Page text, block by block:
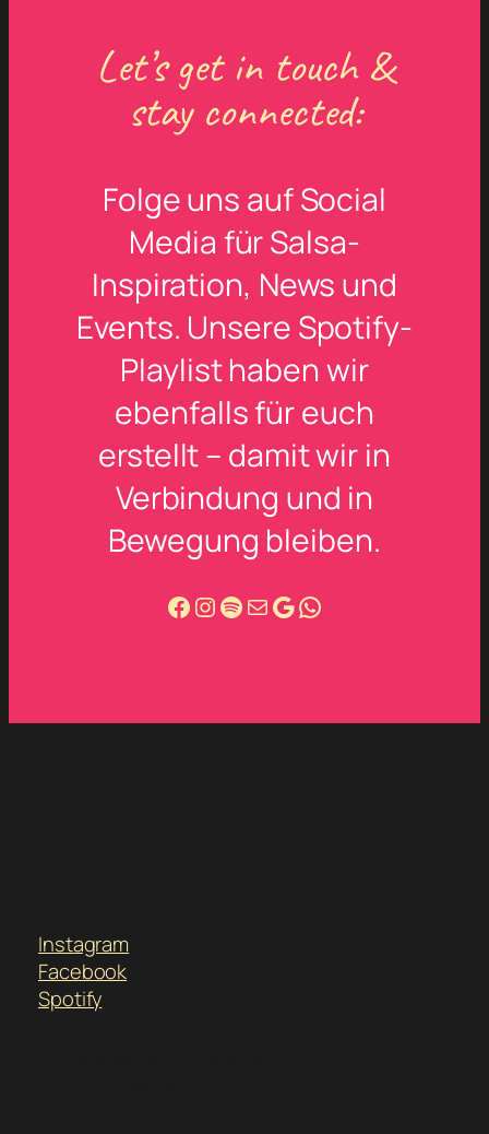
Let’s get in touch &
stay connected:
Folge uns auf Social
Media für Salsa-
Inspiration, News und
Events. Unsere Spotify-
Playlist haben wir
ebenfalls für euch
erstellt – damit wir in
Verbindung und in
Bewegung bleiben.
Facebook
Instagram
Spotify
info@salsa-autentica.de
Google
WhatsApp
Instagram
Facebook
Spotify